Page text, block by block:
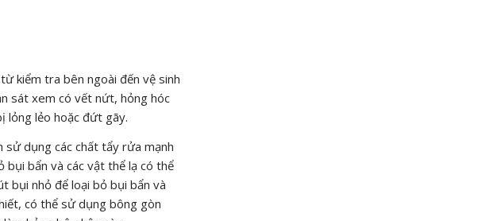
kiểm tra bên ngoài đến vệ sinh
sát xem có vết nứt, hỏng hóc
lỏng lẻo hoặc đứt gãy.
sử dụng các chất tẩy rửa mạnh
bụi bẩn và các vật thể lạ có thể
bụi nhỏ để loại bỏ bụi bẩn và
có thể sử dụng bông gòn